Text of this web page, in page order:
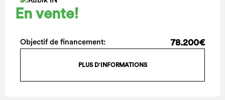
En vente!
Objectif de financement: 78.200€
PLUS D'INFORMATIONS